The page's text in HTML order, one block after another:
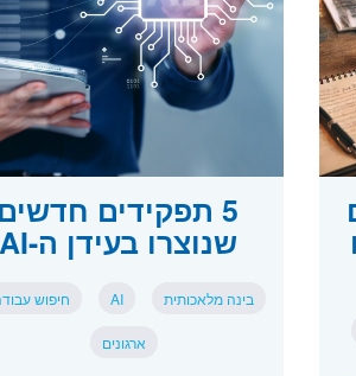
5 תפקידים חדשים
שנוצרו בעידן ה-AI
בינה מלאכותית AI חיפוש
ארגונים